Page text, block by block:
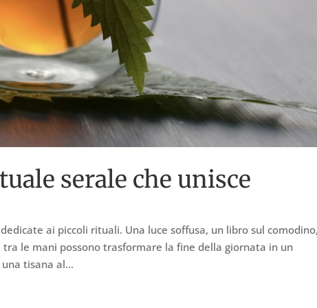
serale che unisce
ai piccoli rituali. Una luce soffusa, un libro sul comodino,
le mani possono trasformare la fine della giornata in un
tisana al...